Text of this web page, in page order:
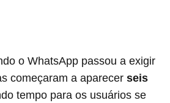
o WhatsApp passou a exigir
começaram a aparecer seis
tempo para os usuários se